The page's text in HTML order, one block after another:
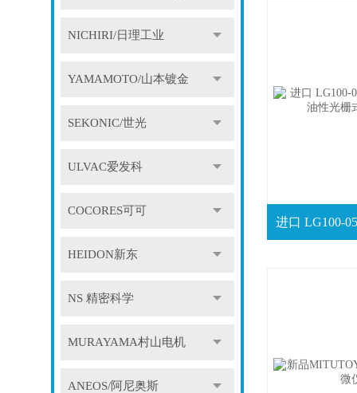
NICHIRI/日理工业
YAMAMOTO/山本镀金
SEKONIC/世光
ULVAC爱发科
COCORES可可
HEIDON新东
NS 精密科学
MURAYAMA村山电机
ANEOS/阿尼奥斯